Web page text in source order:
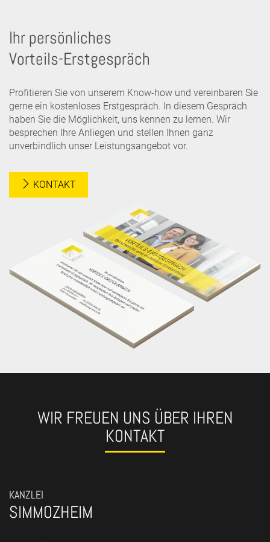
Ihr persönliches
Vorteils-Erstgespräch
Profitieren Sie von unserem Know-how und vereinbaren Sie
gerne ein kostenloses Erstgespräch. In diesem Gespräch
haben Sie die Möglichkeit, uns kennen zu lernen. Wir
besprechen Ihre Anliegen und stellen Ihnen ganz
unverbindlich unser Leistungsangebot vor.
KONTAKT
WIR FREUEN UNS ÜBER IHREN
KONTAKT
KANZLEI
SIMMOZHEIM